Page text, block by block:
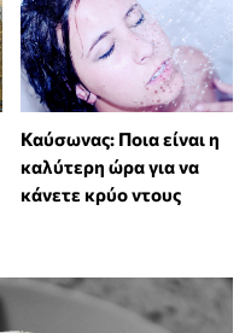
Καύσωνας: Ποια είναι η
καλύτερη ώρα για να
κάνετε κρύο ντους